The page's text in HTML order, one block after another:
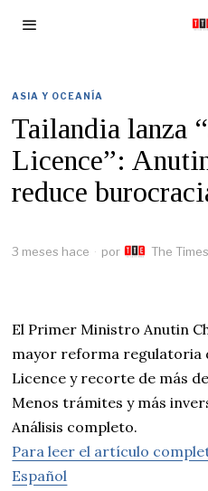
ASIA Y OCEANÍA
Tailandia lanza
Licence”:
reduce
3 meses hace por The
El Primer Ministro Anutin
mayor reforma regulatoria
Licence y recorte de más
Menos trámites y más
Análisis completo.
Para leer el artículo
Español